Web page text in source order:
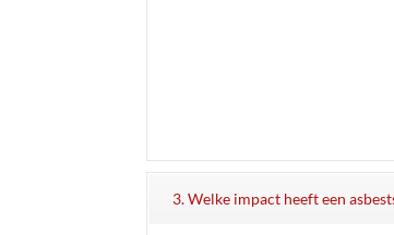
3. Welke impact heeft een